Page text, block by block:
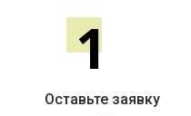
1
Оставьте заявку